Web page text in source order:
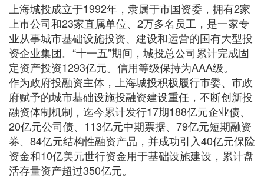
上海城投成立于1992年，隶属于市国资委，拥有2家
上市公司和23家直属单位、2万多名员工，是一家专
业从事城市基础设施投资、建设和运营的国有大型投
资企业集团。“十一五”期间，城投总公司累计完成固
定资产投资1293亿元。信用等级保持为AAA级。
作为政府投融资主体，上海城投积极履行市委、市政
府赋予的城市基础设施投融资建设重任，不断创新投
融资体制机制，迄今累计发行17期188亿元企业债、
20亿元公司债、113亿元中期票据、79亿元短期融资
券、84亿元结构性融资产品，并成功引入40亿元保险
资金和10亿美元世行资金用于基础设施建设，累计盘
活存量资产超过350亿元。